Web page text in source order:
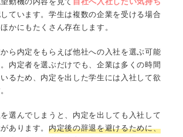
ています。学生は複数の企業を受ける場合
かにもたくさん存在します。
ら内定をもらえば他社への入社を選ぶ可能
内定者を選ぶだけでも、企業は多くの時間
るため、内定を出した学生には入社して欲
選んでしまうと、内定を出しても入社して
あります。内定後の辞退を避けるために、